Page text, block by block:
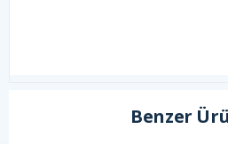
Benzer